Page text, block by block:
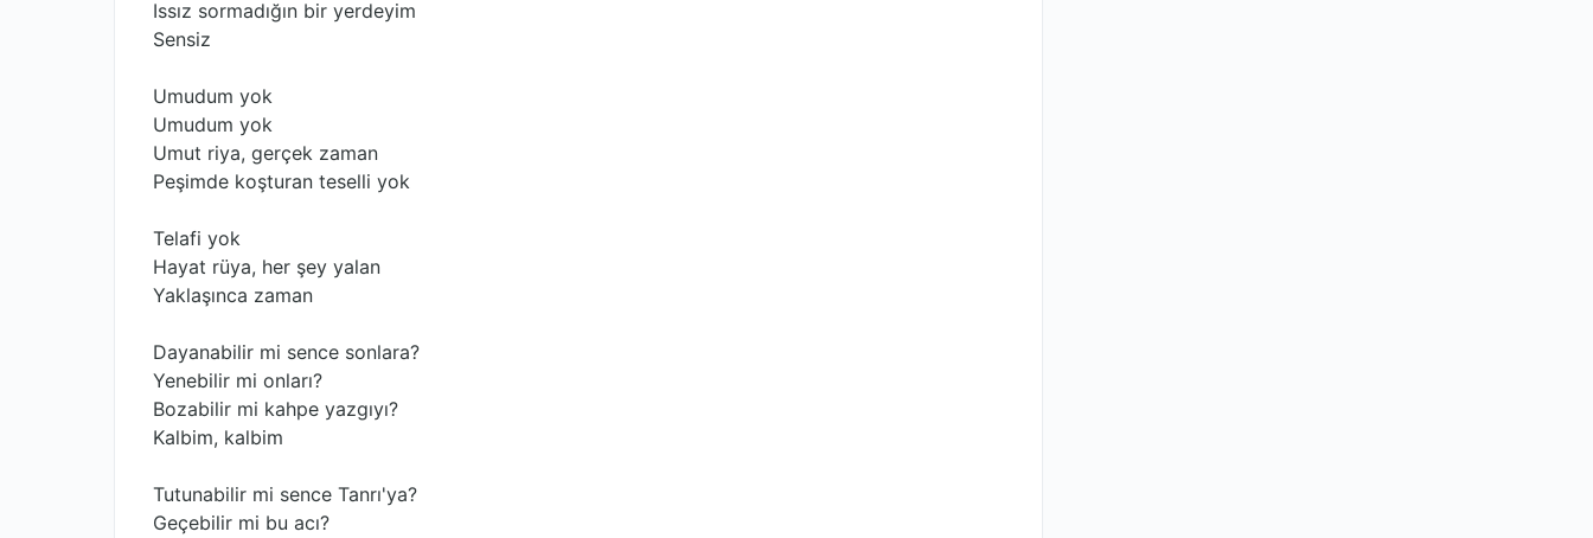
Issız sormadığın bir yerdeyim
Sensiz
Umudum yok
Umudum yok
Umut riya, gerçek zaman
Peşimde koşturan teselli yok
Telafi yok
Hayat rüya, her şey yalan
Yaklaşınca zaman
Dayanabilir mi sence sonlara?
Yenebilir mi onları?
Bozabilir mi kahpe yazgıyı?
Kalbim, kalbim
Tutunabilir mi sence Tanrı'ya?
Geçebilir mi bu acı?